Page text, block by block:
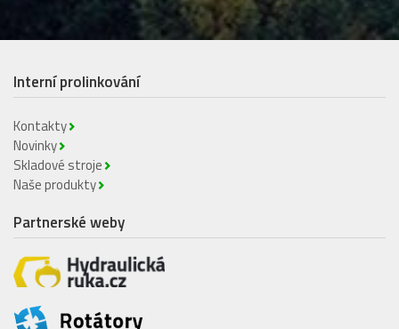
Interní prolinkování
Kontakty
Novinky
Skladové stroje
Naše produkty
Partnerské weby